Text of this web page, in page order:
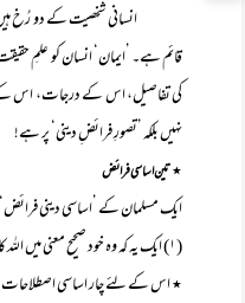
انسانی شخصیت کے دو رُخ ہیں:
قائم ہے۔ ’ایمان‘ انسان کو علمِ
کی تفاصیل، اس کے درجات، اس کے
نہیں بلکہ ’تصورِ فرائضِ دینی‘ پر ہے!
٭تین اساسی فرائض
ایک مسلمان کے ’اساسی دینی
(۱) ایک یہ کہ وہ خود صحیح معنی میں اللہ کا بندہ بنے!
٭ اس کے لئے چار اساسی